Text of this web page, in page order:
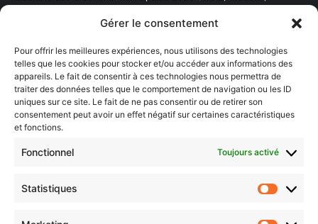
Gérer le consentement
Pour offrir les meilleures expériences, nous utilisons des technologies
telles que les cookies pour stocker et/ou accéder aux informations des
appareils. Le fait de consentir à ces technologies nous permettra de
traiter des données telles que le comportement de navigation ou les ID
uniques sur ce site. Le fait de ne pas consentir ou de retirer son
consentement peut avoir un effet négatif sur certaines caractéristiques
et fonctions.
Fonctionnel Toujours activé
Statistiques
Newsletter gratuite
Choisissez : matin, soir ou hebdo ?
votre